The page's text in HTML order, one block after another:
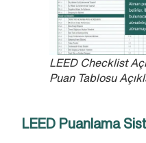
LEED Checklist
Puan Tablosu
LEED Puanlama